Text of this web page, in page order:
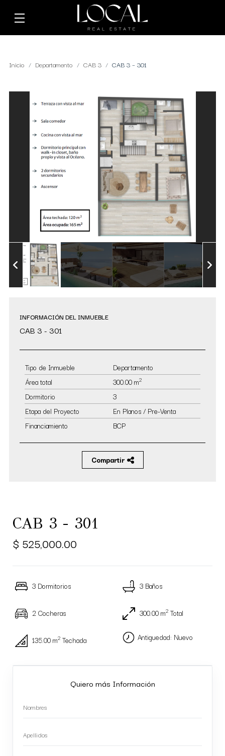
Inicio Departamento CAB 3 CAB 3 – 301
INFORMACIÓN DEL INMUEBLE
CAB 3 - 301
Tipo de Inmueble
Departamento
Área total
300.00 m2
Dormitorio
3
Etapa del Proyecto
En Planos / Pre-Venta
Financiamiento
BCP
Compartir
CAB 3 - 301
$ 525,000.00
3 Dormitorios 3 Baños
2 Cocheras 300.00 m2 Total
135.00 m2 Techada Antiguedad: Nuevo
Quiero más Información